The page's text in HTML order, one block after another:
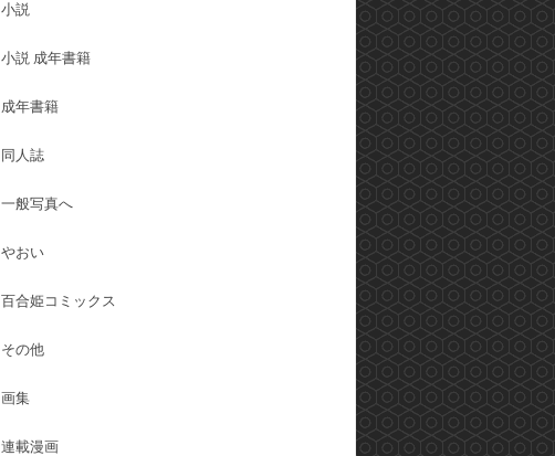
小説
小説 成年書籍
成年書籍
同人誌
一般写真へ
やおい
百合姫コミックス
その他
画集
連載漫画